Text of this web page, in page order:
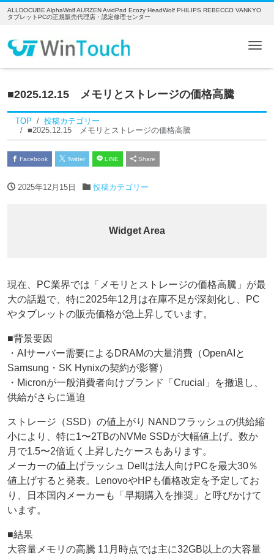
ALLDOCUBE AlphaWolf AURZEN AvidPad Ecozy HeadWolf PHILIPS REBECCO VANKYO
タブレットPCの正規販売代理店・認定修理センター
■2025.12.15 メモリとストレージの価格高騰
TOP
投稿カテゴリー
■2025.12.15 メモリとストレージの価格高騰
Facebook Twitter LINE Share
2025年12月15日 投稿カテゴリー
Widget Area
現在、PC業界では「メモリとストレージの価格高騰」が最
大の話題で、特に2025年12月は在庫不足が深刻化し、PC
やタブレットの販売価格が急上昇しています。
■背景要因
・AIサーバー需要によるDRAMの大量消費（OpenAIと
Samsung・SK Hynixの契約が影響）
・Micronが一般消費者向けブランド「Crucial」を撤退し、
供給がさらに逼迫
ストレージ（SSD）の値上がり NANDフラッシュの供給縮
小により、特に1〜2TBのNVMe SSDが大幅値上げ。数か
月で1.5〜2倍近く上昇したケースもあります。
メーカーの値上げラッシュ Dellは法人向けPCを最大30％
値上げすると発表。LenovoやHPも価格改定を予定してお
り、日本国内メーカーも「早期購入を推奨」と呼びかけて
います。
■結果
大容量メモリの高騰 11月時点では主に32GB以上の大容量